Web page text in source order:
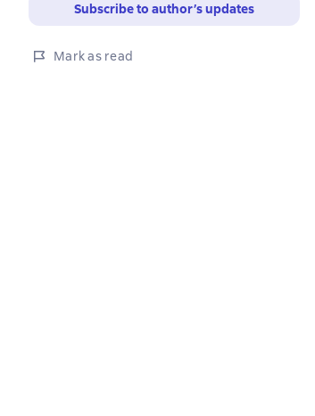
Subscribe to author’s updates
Mark as read